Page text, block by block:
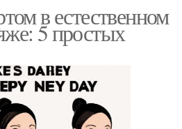
в естественном
5 простых